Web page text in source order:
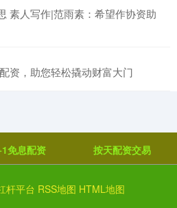
素人写作|范雨素：希望作协资助
资，助您轻松撬动财富大门
免息配资 按天配资交易
杆平台 RSS地图 HTML地图